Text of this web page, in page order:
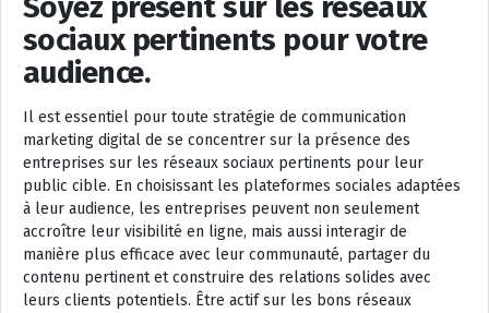
Soyez présent sur les réseaux
sociaux pertinents pour votre
audience.
Il est essentiel pour toute stratégie de communication
marketing digital de se concentrer sur la présence des
entreprises sur les réseaux sociaux pertinents pour leur
public cible. En choisissant les plateformes sociales adaptées
à leur audience, les entreprises peuvent non seulement
accroître leur visibilité en ligne, mais aussi interagir de
manière plus efficace avec leur communauté, partager du
contenu pertinent et construire des relations solides avec
leurs clients potentiels. Être actif sur les bons réseaux